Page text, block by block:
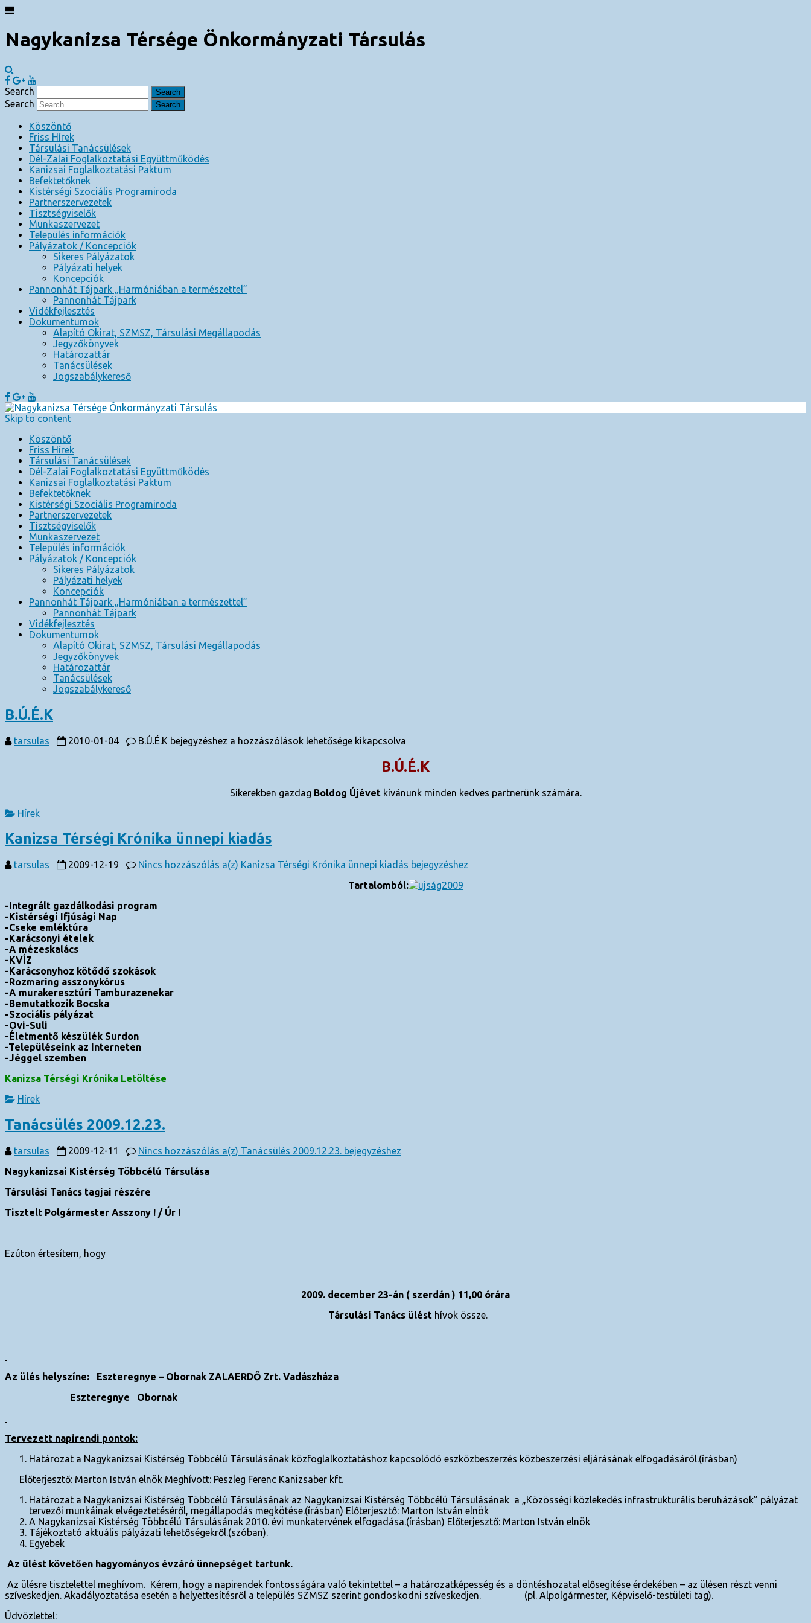
Nagykanizsa Térsége Önkormányzati Társulás
Search
Search
Köszöntő
Friss Hírek
Társulási Tanácsülések
Dél-Zalai Foglalkoztatási Együttműködés
Kanizsai Foglalkoztatási Paktum
Befektetőknek
Kistérségi Szociális Programiroda
Partnerszervezetek
Tisztségviselők
Munkaszervezet
Település információk
Pályázatok / Koncepciók
Sikeres Pályázatok
Pályázati helyek
Koncepciók
Pannonhát Tájpark „Harmóniában a természettel”
Pannonhát Tájpark
Vidékfejlesztés
Dokumentumok
Alapító Okirat, SZMSZ, Társulási Megállapodás
Jegyzőkönyvek
Határozattár
Tanácsülések
Jogszabálykereső
Skip to content
Köszöntő
Friss Hírek
Társulási Tanácsülések
Dél-Zalai Foglalkoztatási Együttműködés
Kanizsai Foglalkoztatási Paktum
Befektetőknek
Kistérségi Szociális Programiroda
Partnerszervezetek
Tisztségviselők
Munkaszervezet
Település információk
Pályázatok / Koncepciók
Sikeres Pályázatok
Pályázati helyek
Koncepciók
Pannonhát Tájpark „Harmóniában a természettel”
Pannonhát Tájpark
Vidékfejlesztés
Dokumentumok
Alapító Okirat, SZMSZ, Társulási Megállapodás
Jegyzőkönyvek
Határozattár
Tanácsülések
Jogszabálykereső
B.Ú.É.K
tarsulas 2010-01-04 B.Ú.É.K bejegyzéshez a hozzászólások lehetősége kikapcsolva
B.Ú.É.K
Sikerekben gazdag Boldog Újévet kívánunk minden kedves partnerünk számára.
Hírek
Kanizsa Térségi Krónika ünnepi kiadás
tarsulas 2009-12-19 Nincs hozzászólás a(z) Kanizsa Térségi Krónika ünnepi kiadás bejegyzéshez
Tartalomból:
-Integrált gazdálkodási program
-Kistérségi Ifjúsági Nap
-Cseke emléktúra
-Karácsonyi ételek
-A mézeskalács
-KVÍZ
-Karácsonyhoz kötődő szokások
-Rozmaring asszonykórus
-A murakeresztúri Tamburazenekar
-Bemutatkozik Bocska
-Szociális pályázat
-Ovi-Suli
-Életmentő készülék Surdon
-Településeink az Interneten
-Jéggel szemben
Kanizsa Térségi Krónika Letöltése
Hírek
Tanácsülés 2009.12.23.
tarsulas 2009-12-11 Nincs hozzászólás a(z) Tanácsülés 2009.12.23. bejegyzéshez
Nagykanizsai Kistérség Többcélú Társulása
Társulási Tanács tagjai részére
Tisztelt Polgármester Asszony ! / Úr !
Ezúton értesítem, hogy
2009. december 23-án ( szerdán ) 11,00 órára
Társulási Tanács ülést hívok össze.
Az ülés helyszíne: Eszteregnye – Obornak ZALAERDŐ Zrt. Vadászháza
Eszteregnye Obornak
Tervezett napirendi pontok:
Határozat a Nagykanizsai Kistérség Többcélú Társulásának közfoglalkoztatáshoz kapcsolódó eszközbeszerzés közbeszerzési eljárásának elfogadásáról.(írásban)
Előterjesztő: Marton István elnök Meghívott: Peszleg Ferenc Kanizsaber kft.
Határozat a Nagykanizsai Kistérség Többcélú Társulásának az Nagykanizsai Kistérség Többcélú Társulásának a „Közösségi közlekedés infrastrukturális beruházások” pályázat
tervezői munkáinak elvégeztetéséről, megállapodás megkötése.(írásban) Előterjesztő: Marton István elnök
A Nagykanizsai Kistérség Többcélú Társulásának 2010. évi munkatervének elfogadása.(írásban) Előterjesztő: Marton István elnök
Tájékoztató aktuális pályázati lehetőségekről.(szóban).
Egyebek
Az ülést követően hagyományos évzáró ünnepséget tartunk.
Az ülésre tisztelettel meghívom. Kérem, hogy a napirendek fontosságára való tekintettel – a határozatképesség és a döntéshozatal elősegítése érdekében – az ülésen részt venni
szíveskedjen. Akadályoztatása esetén a helyettesítésről a település SZMSZ szerint gondoskodni szíveskedjen. (pl. Alpolgármester, Képviselő-testületi tag).
Üdvözlettel: